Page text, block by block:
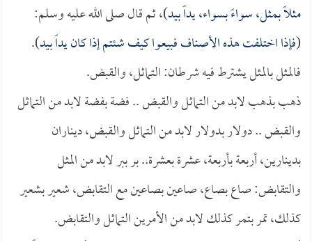
مثلاً بمثل، سواءً بسواء، يداً بيد)، ثم قال صلى الله عليه وسلم:
(فإذا اختلفت هذه الأصناف فبيعوا كيف شئتم إذا كان يداً بيد).
فالمثل بالمثل يشترط فيه شرطان: التماثل، والقبض.
ذهب بذهب لابد من التماثل والقبض .. فضة بفضة لابد من التماثل
والقبض .. دولار بدولار لابد من التماثل والقبض، ديناران
بدينارين، أربعة بأربعة، عشرة بعشرة.. بر ببر لابد من المثل
والتقابض: صاع بصاع، صاعين بصاعين مع التقابض، شعير بشعير
كذلك، تمر بتمر كذلك لابد من الأمرين التماثل والتقابض.